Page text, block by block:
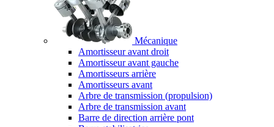
Mécanique
Amortisseur avant droit
Amortisseur avant gauche
Amortisseurs arrière
Amortisseurs avant
Arbre de transmission (propulsion)
Arbre de transmission avant
Barre de direction arrière pont